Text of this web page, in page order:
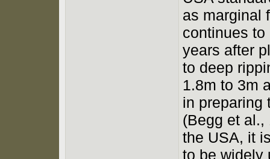
as marginal
continues
years after
to deep
1.8m to 3m
in preparing
(Begg et al.,
the USA, it
to be widely